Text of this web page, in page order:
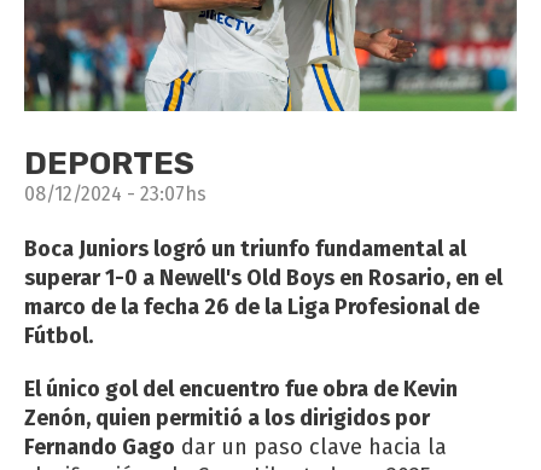
DEPORTES
08/12/2024 - 23:07hs
Boca Juniors logró un triunfo fundamental al
superar 1-0 a Newell's Old Boys en Rosario, en el
marco de la fecha 26 de la Liga Profesional de
Fútbol.
El único gol del encuentro fue obra de Kevin
Zenón, quien permitió a los dirigidos por
Fernando Gago dar un paso clave hacia la